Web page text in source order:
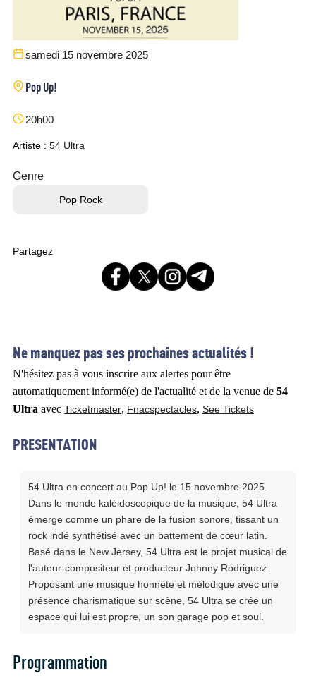
samedi 15 novembre 2025
Pop Up!
20h00
Artiste : 54 Ultra
Genre
Pop Rock
Partagez
Ne manquez pas ses prochaines actualités !
N'hésitez pas à vous inscrire aux alertes pour être
automatiquement informé(e) de l'actualité et de la venue de 54
Ultra avec Ticketmaster, Fnacspectacles, See Tickets
PRESENTATION
54 Ultra en concert au Pop Up! le 15 novembre 2025.
Dans le monde kaléidoscopique de la musique, 54 Ultra
émerge comme un phare de la fusion sonore, tissant un
rock indé synthétisé avec un battement de cœur latin.
Basé dans le New Jersey, 54 Ultra est le projet musical de
l'auteur-compositeur et producteur Johnny Rodriguez.
Proposant une musique honnête et mélodique avec une
présence charismatique sur scène, 54 Ultra se crée un
espace qui lui est propre, un son garage pop et soul.
Programmation